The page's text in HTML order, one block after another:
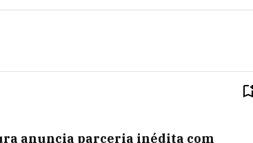
anuncia parceria inédita com